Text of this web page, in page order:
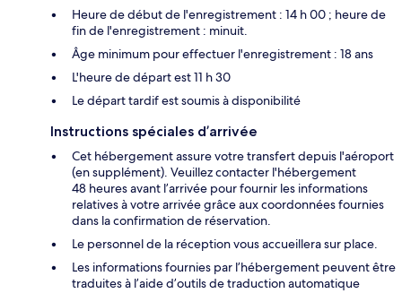
Heure de début de l'enregistrement : 14 h 00 ; heure de
fin de l'enregistrement : minuit.
Âge minimum pour effectuer l'enregistrement : 18 ans
L'heure de départ est 11 h 30
Le départ tardif est soumis à disponibilité
Instructions spéciales d’arrivée
Cet hébergement assure votre transfert depuis l'aéroport
(en supplément). Veuillez contacter l'hébergement
48 heures avant l’arrivée pour fournir les informations
relatives à votre arrivée grâce aux coordonnées fournies
dans la confirmation de réservation.
Le personnel de la réception vous accueillera sur place.
Les informations fournies par l’hébergement peuvent être
traduites à l’aide d’outils de traduction automatique